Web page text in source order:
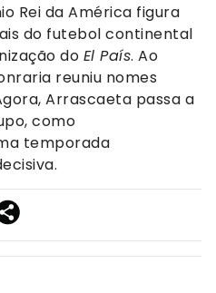
Rei da América figura
do futebol continental
do El País. Ao
reuniu nomes
Arrascaeta passa a
como
temporada